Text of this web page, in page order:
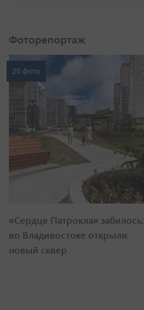
Фоторепортаж
20 фото
«Сердце Патрокла» забилось:
во Владивостоке открыли
новый сквер